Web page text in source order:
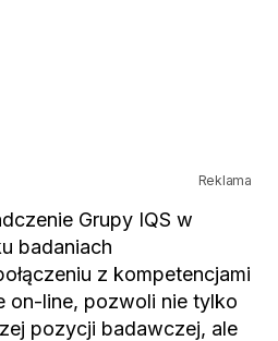
Reklama
Grupy IQS w
badaniach
z kompetencjami
on-line, pozwoli nie tylko
pozycji badawczej, ale